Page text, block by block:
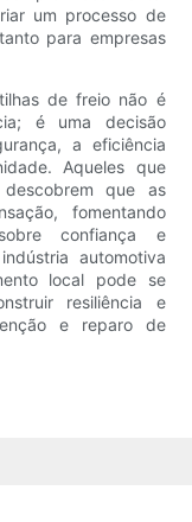
um processo de
para empresas
de freio não é
é uma decisão
a eficiência
Aqueles que
que as
fomentando
confiança e
automotiva
local pode se
resiliência e
e reparo de